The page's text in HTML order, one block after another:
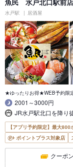
水戸駅 居酒屋
★ゆったりお得★WEB予約限
2001～3000円
JR水戸駅北口を降り
【アプリ予約限定】最大
ポイントプラス対象店
クーポン